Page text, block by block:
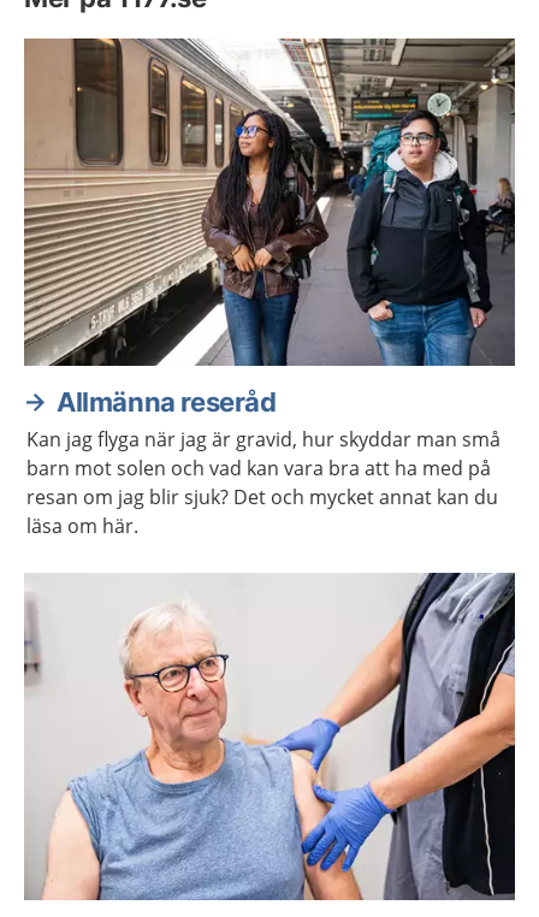
Allmänna reseråd
Kan jag flyga när jag är gravid, hur skyddar man små
barn mot solen och vad kan vara bra att ha med på
resan om jag blir sjuk? Det och mycket annat kan du
läsa om här.